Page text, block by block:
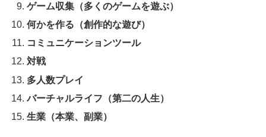
ゲーム収集（多くのゲームを遊ぶ）
何かを作る（創作的な遊び）
コミュニケーションツール
対戦
多人数プレイ
バーチャルライフ（第二の人生）
生業（本業、副業）